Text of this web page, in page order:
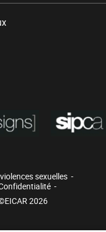
sexuelles
2026